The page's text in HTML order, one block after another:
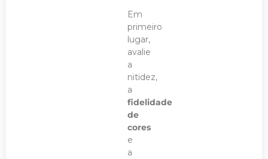
Em
primeiro
lugar,
avalie
a
nitidez,
a
fidelidade
de
cores
e
a